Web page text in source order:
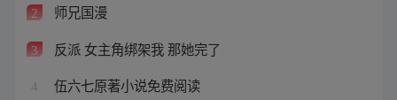
2 师兄国漫
3 反派 女主角绑架我 那她完了
4 伍六七原著小说免费阅读